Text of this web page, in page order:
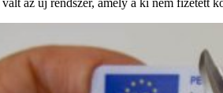
az új rendszer, amely a ki nem fizetett